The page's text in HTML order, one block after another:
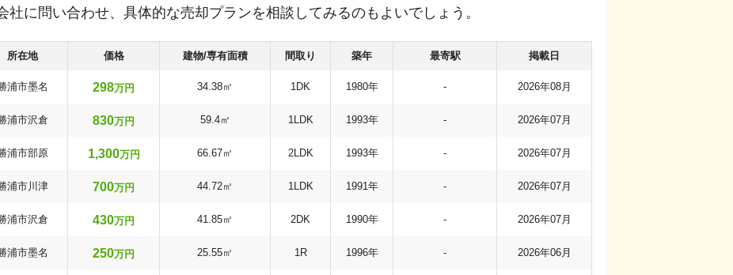
に問い合わせ、具体的な売却プランを相談してみるのもよいでしょう。
所在地 価格 建物/専有面積 間取り 築年 最寄駅 掲載日
浦市墨名 298万円 34.38㎡ 1DK 1980年 - 2026年08月
浦市沢倉 830万円 59.4㎡ 1LDK 1993年 - 2026年07月
浦市部原 1,300万円 66.67㎡ 2LDK 1993年 - 2026年07月
浦市川津 700万円 44.72㎡ 1LDK 1991年 - 2026年07月
浦市沢倉 430万円 41.85㎡ 2DK 1990年 - 2026年07月
浦市墨名 250万円 25.55㎡ 1R 1996年 - 2026年06月